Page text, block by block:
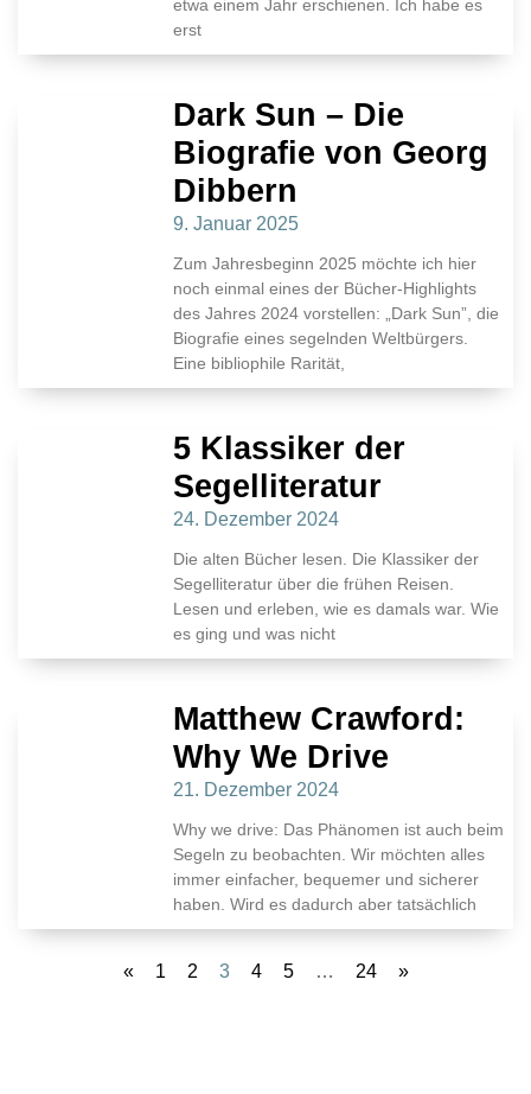
etwa einem Jahr erschienen. Ich habe es
erst
Dark Sun – Die
Biografie von Georg
Dibbern
9. Januar 2025
Zum Jahresbeginn 2025 möchte ich hier
noch einmal eines der Bücher-Highlights
des Jahres 2024 vorstellen: „Dark Sun”, die
Biografie eines segelnden Weltbürgers.
Eine bibliophile Rarität,
5 Klassiker der
Segelliteratur
24. Dezember 2024
Die alten Bücher lesen. Die Klassiker der
Segelliteratur über die frühen Reisen.
Lesen und erleben, wie es damals war. Wie
es ging und was nicht
Matthew Crawford:
Why We Drive
21. Dezember 2024
Why we drive: Das Phänomen ist auch beim
Segeln zu beobachten. Wir möchten alles
immer einfacher, bequemer und sicherer
haben. Wird es dadurch aber tatsächlich
« 1 2 3 4 5 … 24 »